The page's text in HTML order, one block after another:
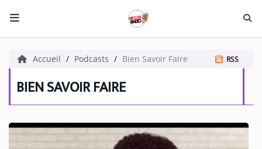
HOME NECOF
LOCAL NEWS
NEWS
Accueil Podcasts Bien Savoir Faire RSS
BIEN SAVOIR FAIRE